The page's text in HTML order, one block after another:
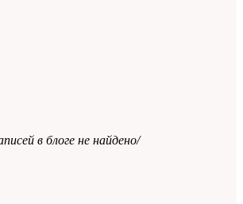
в блоге не найдено/